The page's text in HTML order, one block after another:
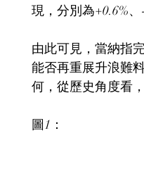
現，分別為+0.6%
由此可見，當納指
能否再重展升浪難
何，從歷史角度看
圖1：